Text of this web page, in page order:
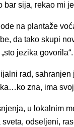
bar sija, rekao mi
na plantaže
da tako skupi
jezika govorila“.
rad,
zna, ima
u lokalnim
odseljeni,